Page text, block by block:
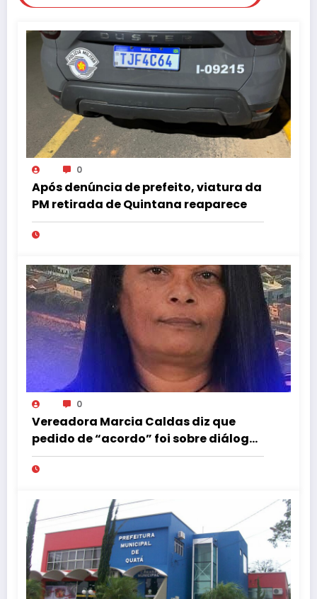
0
Após denúncia de prefeito, viatura da
PM retirada de Quintana reaparece
0
Vereadora Marcia Caldas diz que
pedido de “acordo” foi sobre diálogo
institucional